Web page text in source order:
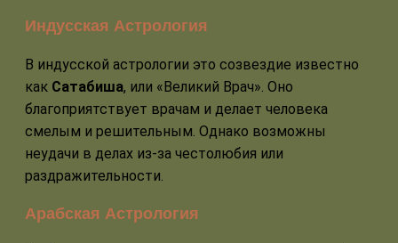
Индусская Астрология
В индусской астрологии это созвездие известно
как Сатабиша, или «Великий Врач». Оно
благоприятствует врачам и делает человека
смелым и решительным. Однако возможны
неудачи в делах из-за честолюбия или
раздражительности.
Арабская Астрология